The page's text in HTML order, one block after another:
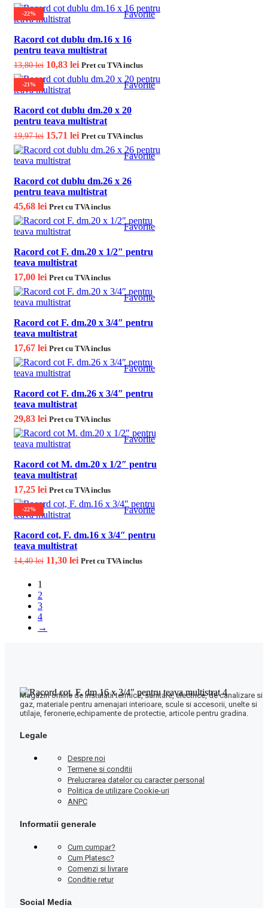
18,27 lei.
-22% Favorite
Racord cot dublu dm.16 x 16
pentru teava multistrat
13,80lei Prețul inițial a fost: 13,80 lei.
10,83 lei Prețul curent este:
10,83 lei.
Pret cu TVA inclus
-21% Favorite
Racord cot dublu dm.20 x 20
pentru teava multistrat
19,97lei Prețul inițial a fost: 19,97 lei.
15,71 lei Prețul curent este:
15,71 lei.
Pret cu TVA inclus
Favorite
Racord cot dublu dm.26 x 26
pentru teava multistrat
45,68 lei Pret cu TVA inclus
Favorite
Racord cot F. dm.20 x 1/2″ pentru
teava multistrat
17,00 lei Pret cu TVA inclus
Favorite
Racord cot F. dm.20 x 3/4″ pentru
teava multistrat
17,67 lei Pret cu TVA inclus
Favorite
Racord cot F. dm.26 x 3/4″ pentru
teava multistrat
29,83 lei Pret cu TVA inclus
Favorite
Racord cot M. dm.20 x 1/2″ pentru
teava multistrat
17,25 lei Pret cu TVA inclus
-22% Favorite
Racord cot, F. dm.16 x 3/4″ pentru
teava multistrat
14,40lei Prețul inițial a fost: 14,40 lei.
11,30 lei Prețul curent este:
Pret cu TVA inclus
1
2
3
4
→
Magazin online de instalatii termice, sanitare, electrice, de canalizare si
gaz, materiale pentru amenajari interioare, scule si accesorii, unelte si
utilaje, feronerie,echipamente de protectie, articole pentru gradina.
Legale
Despre noi
Termene si conditii
Prelucrarea datelor cu caracter personal
Politica de utilizare Cookie-uri
ANPC
Informatii generale
Cum cumpar?
Cum Platesc?
Comenzi si livrare
Conditie retur
Social Media